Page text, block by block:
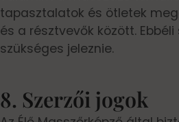
tapasztalatok és ötletek
és a résztvevők között.
szükséges jeleznie.
8. Szerzői jogok